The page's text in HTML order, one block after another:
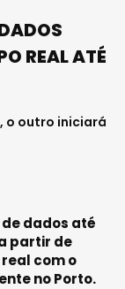
REAL ATÉ
o outro iniciará
de dados até
partir de
com o
no Porto.